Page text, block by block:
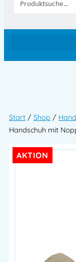
Start / Shop /
Handschuh mit
AKTION